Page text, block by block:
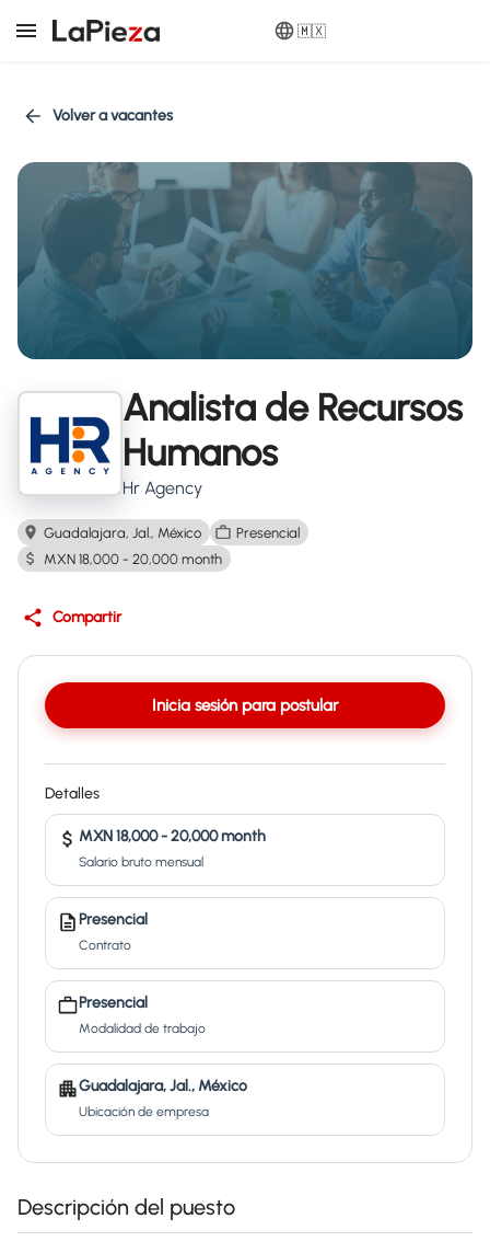
🇲🇽
Volver a vacantes
Analista de Recursos
Humanos
Hr Agency
Guadalajara, Jal., México
Presencial
MXN 18,000 - 20,000 month
Compartir
Inicia sesión para postular
Detalles
MXN 18,000 - 20,000 month
Salario bruto mensual
Presencial
Contrato
Presencial
Modalidad de trabajo
Guadalajara, Jal., México
Ubicación de empresa
Descripción del puesto